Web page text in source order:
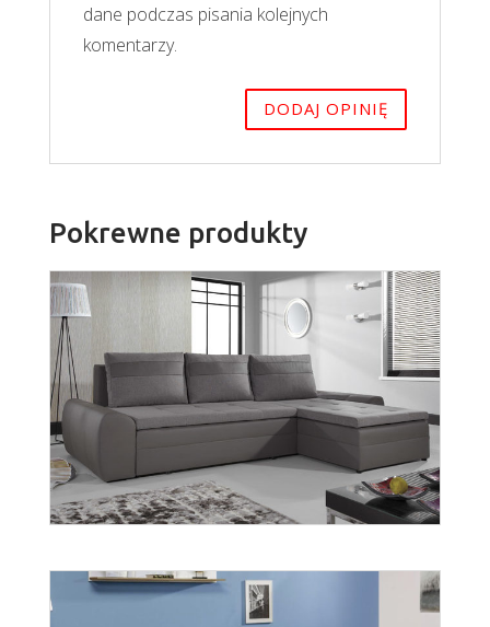
dane podczas pisania kolejnych
komentarzy.
Pokrewne produkty